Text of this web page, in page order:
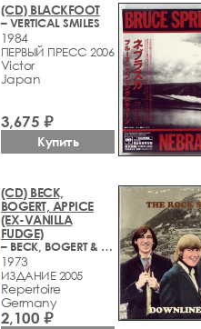
(CD) BLACKFOOT
– VERTICAL SMILES
1984
ПЕРВЫЙ ПРЕСС 2006
Victor
Japan
3,675 ₽
Купить
(CD) BECK,
BOGERT, APPICE
(EX-VANILLA
FUDGE)
– BECK, BOGERT & APPICE
1973
ИЗДАНИЕ 2005
Repertoire
Germany
2,100 ₽